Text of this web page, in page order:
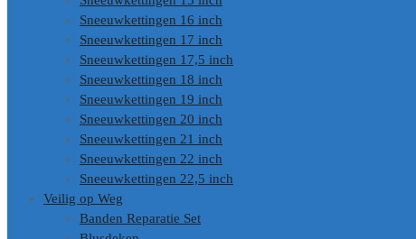
Sneeuwkettingen 16 inch
Sneeuwkettingen 17 inch
Sneeuwkettingen 17,5 inch
Sneeuwkettingen 18 inch
Sneeuwkettingen 19 inch
Sneeuwkettingen 20 inch
Sneeuwkettingen 21 inch
Sneeuwkettingen 22 inch
Sneeuwkettingen 22,5 inch
Veilig op Weg
Banden Reparatie Set